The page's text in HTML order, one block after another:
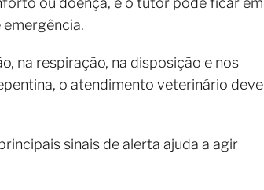
na respiração, na disposição e nos
o atendimento veterinário deve
sinais de alerta ajuda a agir